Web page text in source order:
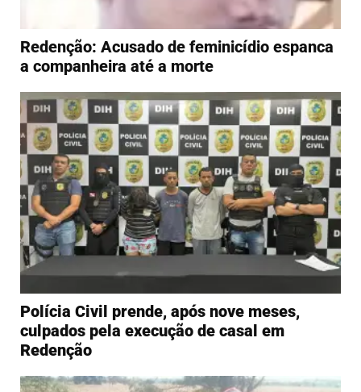
Redenção: Acusado de feminicídio espanca
a companheira até a morte
Polícia Civil prende, após nove meses,
culpados pela execução de casal em
Redenção